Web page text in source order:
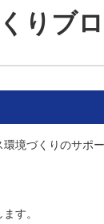
りブ
境づくりのサポ
す。